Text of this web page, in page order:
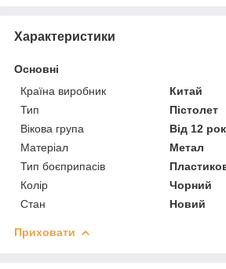
Характеристики
Основні
Країна виробник
Китай
Тип
Пістолет
Вікова група
Від 12
Матеріал
Метал
Тип боєприпасів
Колір
Чорний
Стан
Новий
Приховати